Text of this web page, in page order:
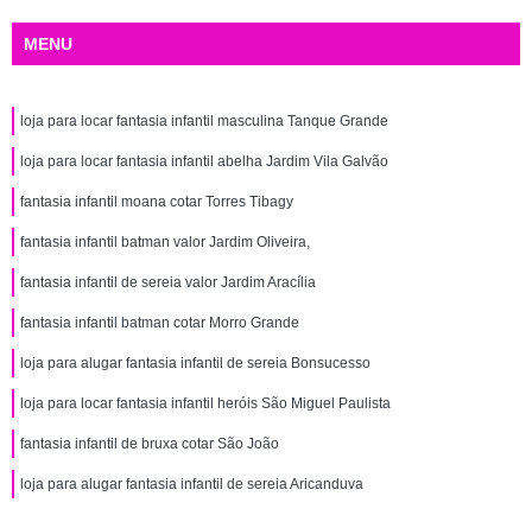
MENU
loja para locar fantasia infantil masculina Tanque Grande
loja para locar fantasia infantil abelha Jardim Vila Galvão
fantasia infantil moana cotar Torres Tibagy
fantasia infantil batman valor Jardim Oliveira,
fantasia infantil de sereia valor Jardim Aracília
fantasia infantil batman cotar Morro Grande
loja para alugar fantasia infantil de sereia Bonsucesso
loja para locar fantasia infantil heróis São Miguel Paulista
fantasia infantil de bruxa cotar São João
loja para alugar fantasia infantil de sereia Aricanduva